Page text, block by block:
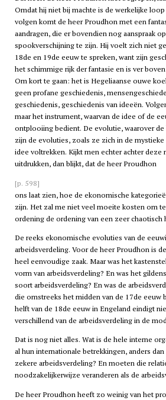
Omdat hij niet bij machte is de werkelijke
volgen komt de heer Proudhon met een
aandragen, die er bovendien nog aanspraak
spookverschijning te zijn. Hij voelt zich niet
18de en 19de eeuw te spreken, want zijn
het schimmige rijk der fantasie en is ver
Om kort te gaan: het is Hegeliaanse ouwe
geen profane geschiedenis,
geschiedenis, geschiedenis van ideeën.
maar het instrument, waarvan de idee of de
ontplooiing bedient. De evolutie, waarover
zijn de evoluties, zoals ze zich in de
idee voltrekken. Kijkt men echter achter deze
uitdrukken, dan blijkt, dat de heer Proudhon
[p. 598]
ons laat zien, hoe de ekonomische
zijn. Het zal me niet veel moeite kosten om
ordening de ordening van een zeer chaotisch
De reeks ekonomische evoluties van de
arbeidsverdeling. Voor de heer Proudhon is
heel eenvoudige zaak. Maar was het
vorm van arbeidsverdeling? En was het
soort arbeidsverdeling? En was de
die omstreeks het midden van de 17de eeuw
helft van de 18de eeuw in Engeland eindigt
verschillend van de arbeidsverdeling in de
Dat is nog niet alles. Wat is de hele interne
al hun internationale betrekkingen, anders
zekere arbeidsverdeling? En moeten die
noodzakelijkerwijze veranderen als de
De heer Proudhon heeft zo weinig van het